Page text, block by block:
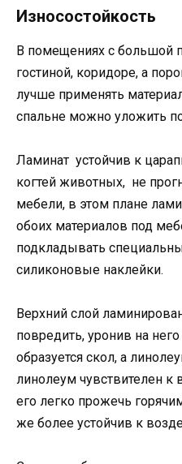
Износостойкость
В помещениях с большой
гостиной, коридоре, а
лучше применять
спальне можно уложить
Ламинат устойчив к
когтей животных, не
мебели, в этом плане
обоих материалов под
подкладывать
силиконовые наклейки.
Верхний слой
повредить, уронив на
образуется скол, а
линолеум чувствителен
его легко прожечь
же более устойчив к